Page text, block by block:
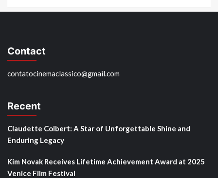
Contact
contatocinemaclassico@gmail.com
Recent
Claudette Colbert: A Star of Unforgettable Shine and
Enduring Legacy
Kim Novak Receives Lifetime Achievement Award at 2025
Venice Film Festival